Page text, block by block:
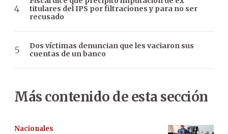
titulares del IPS por filtraciones y para no ser
recusado
Dos víctimas denuncian que les vaciaron sus
cuentas de un banco
Más contenido de esta sección
Nacionales